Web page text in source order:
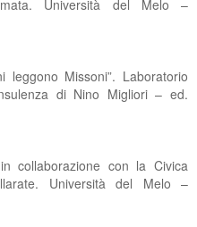
Università del Melo –
leggono Missoni”. Laboratorio
di Nino Migliori – ed.
collaborazione con la Civica
Università del Melo –